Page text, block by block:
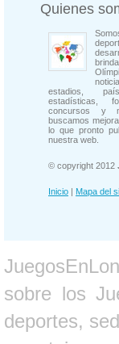
Quienes
estadios,
estadísticas,
concursos y
buscamos
lo que pronto
nuestra web.
© copyright 2012
Inicio | Mapa del
sobre los
deportes,